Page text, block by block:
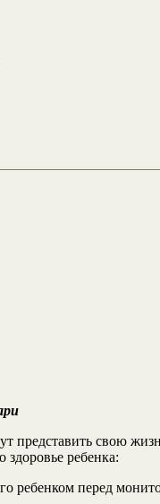
свою
ребенка:
ребенком перед